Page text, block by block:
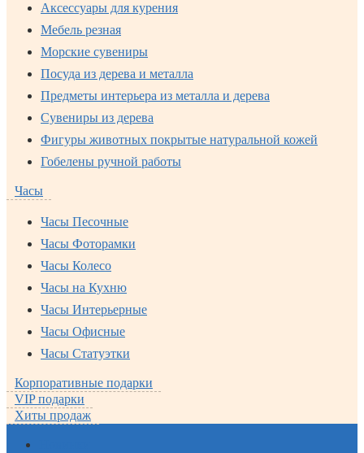
Аксессуары для курения
Мебель резная
Морские сувениры
Посуда из дерева и металла
Предметы интерьера из металла и дерева
Сувениры из дерева
Фигуры животных покрытые натуральной кожей
Гобелены ручной работы
Часы
Часы Песочные
Часы Фоторамки
Часы Колесо
Часы на Кухню
Часы Интерьерные
Часы Офисные
Часы Статуэтки
Корпоративные подарки
VIP подарки
Хиты продаж